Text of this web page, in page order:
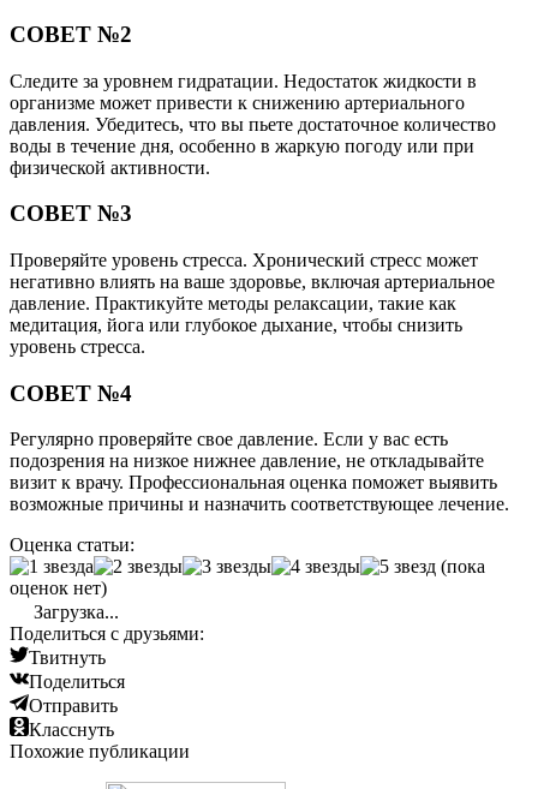
СОВЕТ №2
Следите за уровнем гидратации. Недостаток жидкости в
организме может привести к снижению артериального
давления. Убедитесь, что вы пьете достаточное количество
воды в течение дня, особенно в жаркую погоду или при
физической активности.
СОВЕТ №3
Проверяйте уровень стресса. Хронический стресс может
негативно влиять на ваше здоровье, включая артериальное
давление. Практикуйте методы релаксации, такие как
медитация, йога или глубокое дыхание, чтобы снизить
уровень стресса.
СОВЕТ №4
Регулярно проверяйте свое давление. Если у вас есть
подозрения на низкое нижнее давление, не откладывайте
визит к врачу. Профессиональная оценка поможет выявить
возможные причины и назначить соответствующее лечение.
Оценка статьи:
(пока
оценок нет)
Загрузка...
Поделиться с друзьями:
Твитнуть
Поделиться
Отправить
Класснуть
Похожие публикации